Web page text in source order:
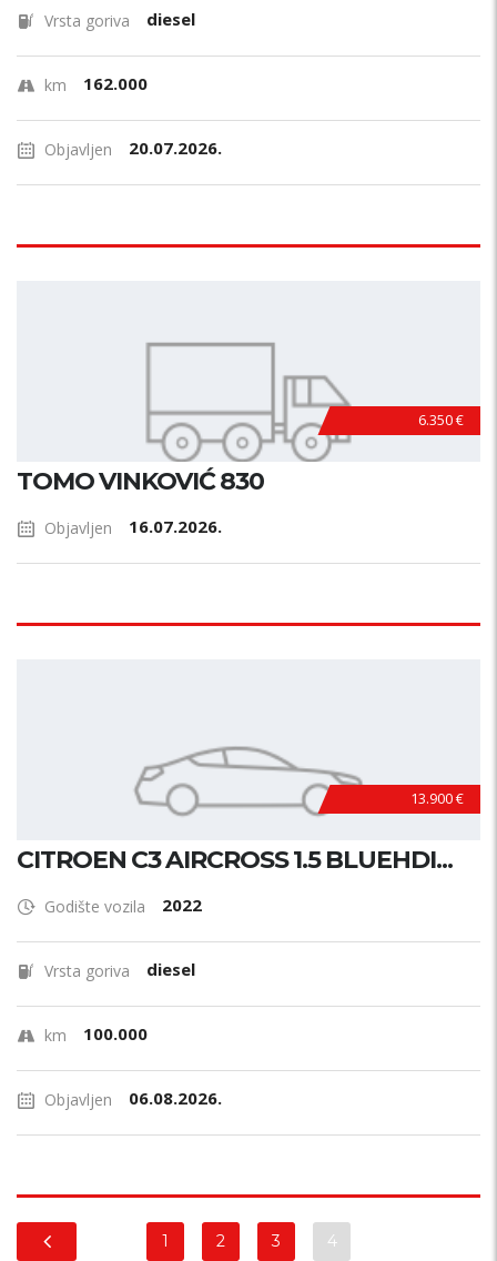
Vrsta goriva diesel
km 162.000
Objavljen 20.07.2026.
6.350 €
TOMO VINKOVIĆ 830
Objavljen 16.07.2026.
13.900 €
CITROEN C3 AIRCROSS 1.5 BLUEHDI...
Godište vozila 2022
Vrsta goriva diesel
km 100.000
Objavljen 06.08.2026.
1 2 3 4